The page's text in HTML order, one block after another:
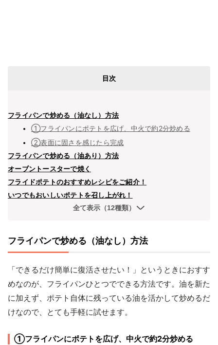
目次
フライパンで炒める（油なし）方法
①フライパンにポテトを広げ、中火で約2分炒める
②表面に固さを感じたら完成
フライパンで炒める（油あり）方法
オーブントースターで焼く
フライドポテトのおすすめレシピをご紹介！
いつでもおいしいポテトを召し上がれ！
全て表示（12種類）
フライパンで炒める（油なし）方法
「できるだけ簡単に復活させたい！」というときにおすす
めなのが、フライパンひとつでできる方法です。油を新た
に加えず、ポテト自体に残っている油を活かして炒めるだ
けなので、とても手軽に試せます。
①フライパンにポテトを広げ、中火で約2分炒める